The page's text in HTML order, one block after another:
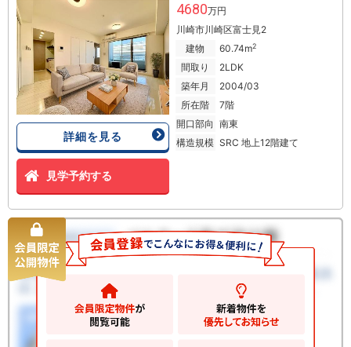
詳細を見る
見学予約する
4680万円
川崎市川崎区富士見2
建物
60.74m2
間取り
2LDK
築年月
2004/03
所在階
7階
開口部向 南東
構造規模 SRC 地上12階建て